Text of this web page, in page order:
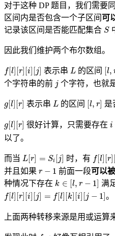
对于这种 DP 题目，我们需要
区间内是否包含一个子区间可
记录该区间是否能匹配集合 S
S
因此我们维护两个布尔数组。
f[ l] r] i j]
[l][ r [ ][j ] 表示串 L
L的区间 l,
[l,
个字符串的前 j
j 个字符，也就
g [l [r
[l] [r ] 表示串L
L 的区间 [l, r]
[l, 是
g [l [r
[l] [r ] 很好计算，只需要存在i
i
以了。
而当 L[r] = Si [j]
L [r ]= j] 时，有 f[l] [r]
[l][ r] [i
并且如果 r − 1
r− 前面一段可以
种情况下存在 k ∈ [l, r − 1]
k l,r 满
f[l] [r] [i] [j] = f [l] [k] [i] [j − 1]
[l][ r [ ][j ] =f k][i] [j − 1] 。
上面两种转移来源是用或运算
,